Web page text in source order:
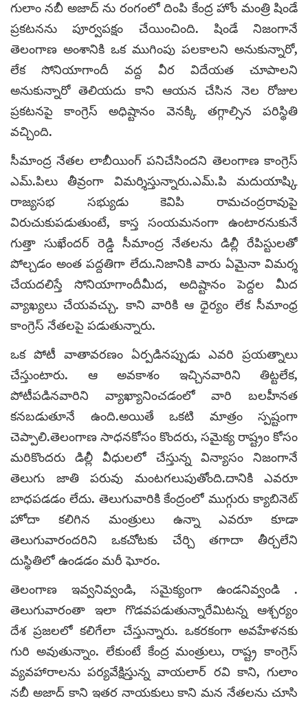
గులాం నబీ అజాద్ ను రంగంలో దింపి కేంద్ర హోం మంత్రి షిండే
ప్రకటనను పూర్వపక్షం చేయించింది. షిండే నిజంగానే
తెలంగాణ అంశానికి ఒక ముగింపు పలకాలని అనుకున్నారో,
లేక సోనియాగాందీ వద్ద వీర విదేయత చూపాలని
అనుకున్నారో తెలియదు కాని ఆయన చేసిన నెల రోజుల
ప్రకటనపై కాంగ్రెస్ అధిష్టానం వెనక్కి తగ్గాల్సిన పరిస్థితి
వచ్చింది.
సీమాంద్ర నేతల లాబీయింగ్ పనిచేసిందని తెలంగాణ కాంగ్రెస్
ఎమ్.పిలు తీవ్రంగా విమర్శిస్తున్నారు.ఎమ్.పి మదుయాష్కి
రాజ్యసభ సభ్యుడు కెవిపి రామచంద్రరావుపై
విరుచుకుపడుతుంటే, కాస్త సంయమనంగా ఉంటారనుకునే
గుత్తా సుఖేందర్ రెడ్డి సీమాంద్ర నేతలను డిల్లీ రేపిస్టులతో
పోల్చడం అంత పద్దతిగా లేదు.నిజానికి వారు ఏమైనా విమర్శ
చేయదలిస్తే సోనియాగాందీమీద, అదిష్టానం పెద్దల మీద
వ్యాఖ్యలు చేయవచ్చు. కాని వారికి ఆ ధైర్యం లేక సీమాంధ్ర
కాంగ్రెస్ నేతలపై పడుతున్నారు.
ఒక పోటీ వాతావరణం ఏర్పడినప్పుడు ఎవరి ప్రయత్నాలు
చేస్తుంటారు. ఆ అవకాశం ఇచ్చినవారిని తిట్టలేక,
పోటీపడినవారిని వ్యాఖ్యానించడంలో వారి బలహీనత
కనబడుతూనే ఉంది.అయితే ఒకటి మాత్రం స్పష్టంగా
చెప్పాలి.తెలంగాణ సాధనకోసం కొందరు, సమైక్య రాష్ట్రం కోసం
మరికొందరు డిల్లీ వీధులలో చేస్తున్న విన్యాసం నిజంగానే
తెలుగు జాతి పరువు మంటగలుపుతోంది.దానికి ఎవరూ
బాధపడడం లేదు. తెలుగువారికి కేంద్రంలో ముగ్గురు క్యాబినెట్
హోదా కలిగిన మంత్రులు ఉన్నా ఎవరూ కూడా
తెలుగువారందరిని ఒకచోటకు చేర్చి తగాదా తీర్చలేని
దుస్థితిలో ఉండడం మరీ ఘోరం.
తెలంగాణ ఇవ్వనివ్వండి, సమైక్యంగా ఉండనివ్వండి .
తెలుగువారంతా ఇలా గొడవపడుతున్నారేమిటన్న ఆశ్చర్యం
దేశ ప్రజలలో కలిగేలా చేస్తున్నారు. ఒకరకంగా అవహేళనకు
గురి అవుతున్నాం. లేకుంటే కేంద్ర మంత్రులు, రాష్ట్ర కాంగ్రెస్
వ్యవహారాలను పర్యవేక్షిస్తున్న వాయలార్ రవి కాని, గులాం
నబీ అజాద్ కాని ఇతర నాయకులు కాని మన నేతలను చూసి